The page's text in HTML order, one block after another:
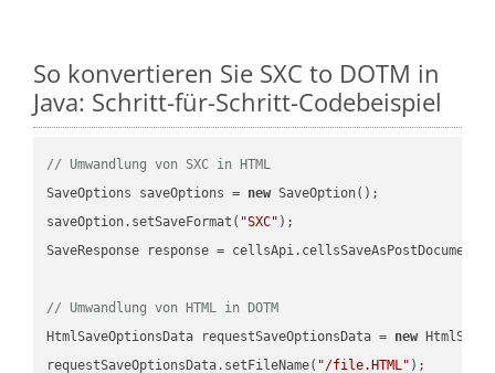
So konvertieren Sie SXC to DOTM in
Java: Schritt-für-Schritt-Codebeispiel
// Umwandlung von SXC in HTML
SaveOptions saveOptions = new SaveOption();
saveOption.setSaveFormat( "SXC" );
SaveResponse response =
// Umwandlung von HTML in DOTM
HtmlSaveOptionsData requestSaveOptionsData = new
requestSaveOptionsData.setFileName( "/file.HTML" );